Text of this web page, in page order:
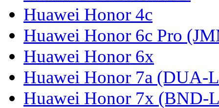
Huawei Honor 4c
Huawei Honor 6c Pro
Huawei Honor 6x
Huawei Honor 7a (DUA-
Huawei Honor 7x (BND-